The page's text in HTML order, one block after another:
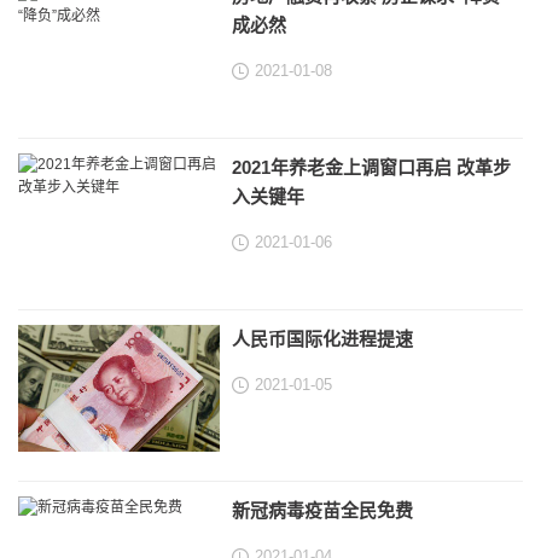
成必然
2021-01-08
2021年养老金上调窗口再启 改革步
入关键年
2021-01-06
人民币国际化进程提速
2021-01-05
新冠病毒疫苗全民免费